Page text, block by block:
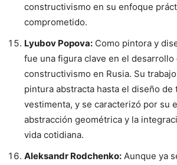
constructivismo en su enfoque
comprometido.
Lyubov Popova: Como pintora y
fue una figura clave en el desarrollo
constructivismo en Rusia. Su
pintura abstracta hasta el diseño de
vestimenta, y se caracterizó por su
abstracción geométrica y la
vida cotidiana.
Aleksandr Rodchenko: Aunque ya